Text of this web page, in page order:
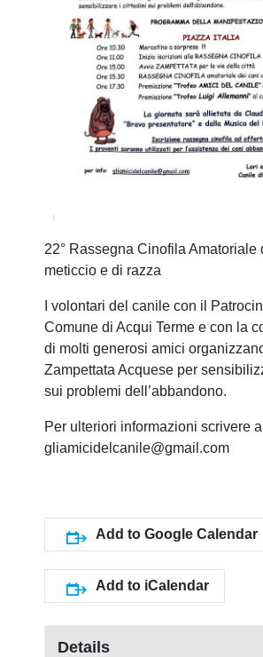
22° Rassegna Cinofila Amatoriale
meticcio e di razza
I volontari del canile con il
Comune di Acqui Terme e con la
di molti generosi amici
Zampettata Acquese per
sui problemi dell’abbandono.
Per ulteriori informazioni scrivere
gliamicidelcanile@gmail.com
Add to Google Calendar
Add to iCalendar
Details